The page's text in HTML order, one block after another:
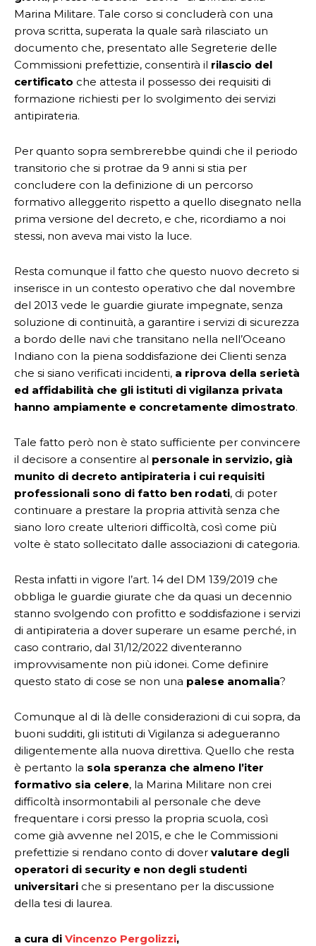
Marina Militare. Tale corso si concluderà con una
prova scritta, superata la quale sarà rilasciato un
documento che, presentato alle Segreterie delle
Commissioni prefettizie, consentirà il rilascio del
certificato che attesta il possesso dei requisiti di
formazione richiesti per lo svolgimento dei servizi
antipirateria.
Per quanto sopra sembrerebbe quindi che il periodo
transitorio che si protrae da 9 anni si stia per
concludere con la definizione di un percorso
formativo alleggerito rispetto a quello disegnato nella
prima versione del decreto, e che, ricordiamo a noi
stessi, non aveva mai visto la luce.
Resta comunque il fatto che questo nuovo decreto si
inserisce in un contesto operativo che dal novembre
del 2013 vede le guardie giurate impegnate, senza
soluzione di continuità, a garantire i servizi di sicurezza
a bordo delle navi che transitano nella nell’Oceano
Indiano con la piena soddisfazione dei Clienti senza
che si siano verificati incidenti, a riprova della serietà
ed affidabilità che gli istituti di vigilanza privata
hanno ampiamente e concretamente dimostrato.
Tale fatto però non è stato sufficiente per convincere
il decisore a consentire al personale in servizio, già
munito di decreto antipirateria i cui requisiti
professionali sono di fatto ben rodati, di poter
continuare a prestare la propria attività senza che
siano loro create ulteriori difficoltà, così come più
volte è stato sollecitato dalle associazioni di categoria.
Resta infatti in vigore l’art. 14 del DM 139/2019 che
obbliga le guardie giurate che da quasi un decennio
stanno svolgendo con profitto e soddisfazione i servizi
di antipirateria a dover superare un esame perché, in
caso contrario, dal 31/12/2022 diventeranno
improvvisamente non più idonei. Come definire
questo stato di cose se non una palese anomalia?
Comunque al di là delle considerazioni di cui sopra, da
buoni sudditi, gli istituti di Vigilanza si adegueranno
diligentemente alla nuova direttiva. Quello che resta
è pertanto la sola speranza che almeno l’iter
formativo sia celere, la Marina Militare non crei
difficoltà insormontabili al personale che deve
frequentare i corsi presso la propria scuola, così
come già avvenne nel 2015, e che le Commissioni
prefettizie si rendano conto di dover valutare degli
operatori di security e non degli studenti
universitari che si presentano per la discussione
della tesi di laurea.
a cura di Vincenzo Pergolizzi,